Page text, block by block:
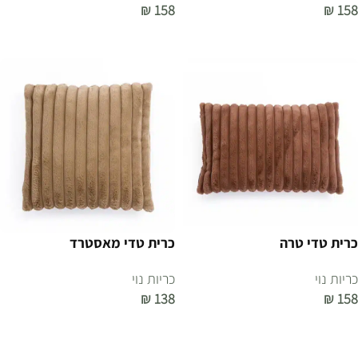
₪ 158
₪ 158
כרית טדי טרה
כריות נוי
₪ 158
כרית טדי מאסטרד
כריות נוי
₪ 138